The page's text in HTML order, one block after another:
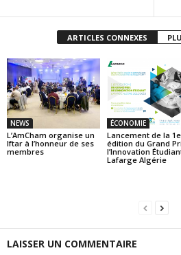
ARTICLES CONNEXES
NEWS
L’AmCham organise un
Iftar à l’honneur de ses
membres
ÉCONOMIE
Lancement de la
édition du Grand
l’Innovation
Lafarge Algérie
LAISSER UN COMMENTAIRE